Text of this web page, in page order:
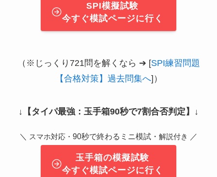
SPI模擬試験
今すぐ模試ページに行く
（※じっくり721問を解くなら ➔ [SPI練習問題
【合格対策】過去問集へ]）
↓ 【タイパ最強：玉手箱90秒で7割合否判定】 ↓
＼ スマホ対応・ 90秒で終わるミニ模試・ 解説付き ／
玉手箱の模擬試験
今すぐ模試ページに行く